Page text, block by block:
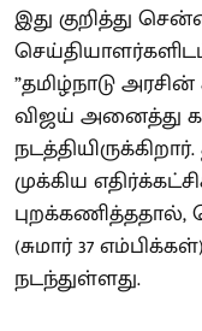
இது குறித்து
”தமிழ்நாடு
விஜய் அனைத்து
முக்கிய
(சுமார் 37
நடந்துள்ளது.